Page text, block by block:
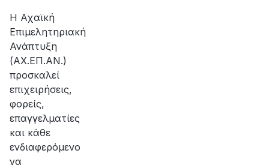
Η Αχαϊκή
Επιμελητηριακή
Ανάπτυξη
(ΑΧ.ΕΠ.ΑΝ.)
προσκαλεί
επιχειρήσεις,
φορείς,
επαγγελματίες
και κάθε
ενδιαφερόμενο
να